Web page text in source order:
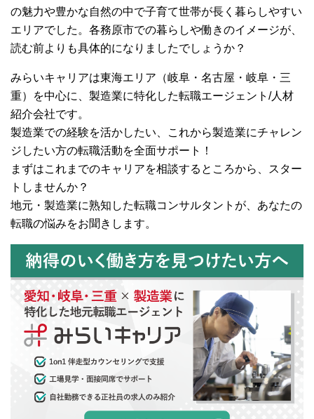
の魅力や豊かな自然の中で子育て世帯が長く暮らしやすい
エリアでした。各務原市での暮らしや働きのイメージが、
読む前よりも具体的になりましたでしょうか？
みらいキャリアは東海エリア（岐阜・名古屋・岐阜・三
重）を中心に、製造業に特化した転職エージェント/人材
紹介会社です。
製造業での経験を活かしたい、これから製造業にチャレン
ジしたい方の転職活動を全面サポート！
まずはこれまでのキャリアを相談するところから、スター
トしませんか？
地元・製造業に熟知した転職コンサルタントが、あなたの
転職の悩みをお聞きします。